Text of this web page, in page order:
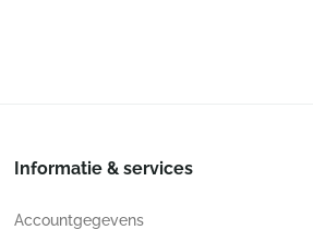
Informatie & services
Accountgegevens